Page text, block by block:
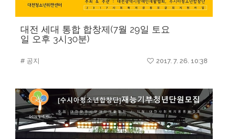
대전 세대 통합 합창제(7월 29일 토요
일 오후 3시30분)
# 공지 2017. 7. 26. 10:38